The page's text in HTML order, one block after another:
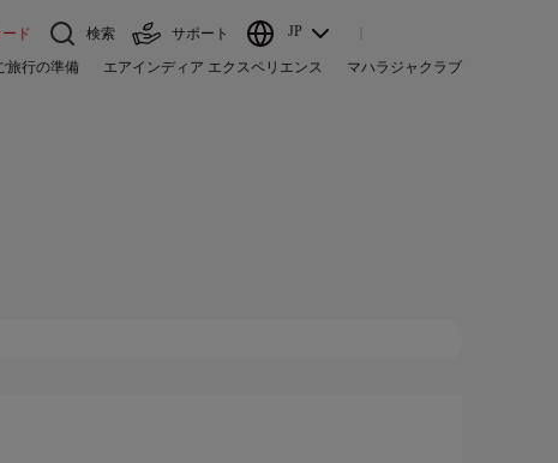
ド 検索 サポート JP
旅行の準備 エアインディア エクスペリエンス マハラジャクラブ